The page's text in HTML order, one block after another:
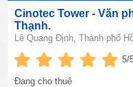
Cinotec Tower - Văn
Thạnh.
Lê Quang Định, Thành phố
5/
Đang cho thuê